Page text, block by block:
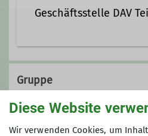
Trainer*in B
Ämter
1. Vorsitzende*r
Geschäftsstelle DAV
Gruppe
Sektion Teisendorf
Diese Website
Wir verwenden Cookies, um